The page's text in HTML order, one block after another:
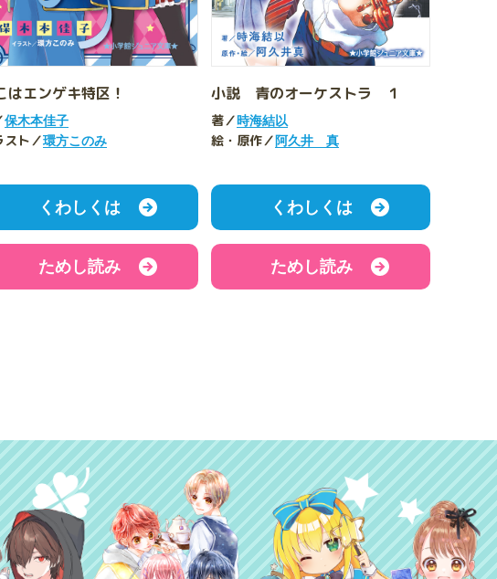
はエンゲキ特区！
保木本佳子
スト／環方このみ
くわしくは
ためし読み
小説 青のオーケストラ １
著／時海結以
絵・原作／ 阿久井 真
くわしくは
ためし読み